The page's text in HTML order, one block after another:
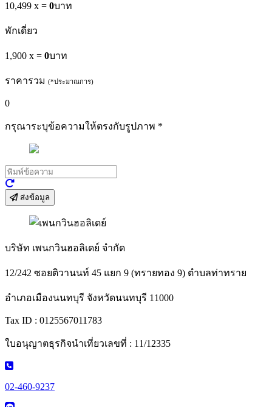
10,499 x = 0บาท
พักเดี่ยว
1,900 x = 0บาท
ราคารวม (*ประมาณการ)
0
กรุณาระบุข้อความให้ตรงกับรูปภาพ *
ส่งข้อมูล
บริษัท เพนกวินฮอลิเดย์ จำกัด
12/242 ซอยติวานนท์ 45 แยก 9 (ทรายทอง 9) ตำบลท่าทราย
อำเภอเมืองนนทบุรี จังหวัดนนทบุรี 11000
Tax ID : 0125567011783
ใบอนุญาตธุรกิจนำเที่ยวเลขที่ : 11/12335
02-460-9237